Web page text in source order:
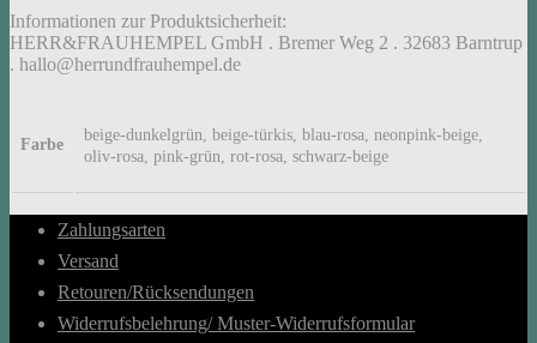
Informationen zur Produktsicherheit:
HERR&FRAUHEMPEL GmbH . Bremer Weg 2 . 32683 Barntrup
. hallo@herrundfrauhempel.de
Farbe
beige-dunkelgrün, beige-türkis, blau-rosa, neonpink-beige,
oliv-rosa, pink-grün, rot-rosa, schwarz-beige
Zahlungsarten
Versand
Retouren/Rücksendungen
Widerrufsbelehrung/ Muster-Widerrufsformular